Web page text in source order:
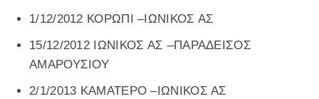
1/12/2012 ΚΟΡΩΠΙ –ΙΩΝΙΚΟΣ ΑΣ
15/12/2012 ΙΩΝΙΚΟΣ ΑΣ –ΠΑΡΑΔΕΙΣΟΣ
ΑΜΑΡΟΥΣΙΟΥ
2/1/2013 ΚΑΜΑΤΕΡΟ –ΙΩΝΙΚΟΣ ΑΣ